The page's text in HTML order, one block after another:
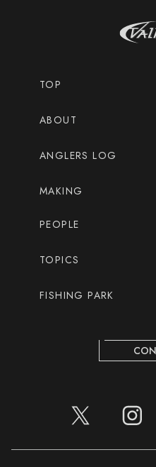
TOP
ABOUT
ANGLERS LOG
MAKING
PEOPLE
TOPICS
FISHING PARK